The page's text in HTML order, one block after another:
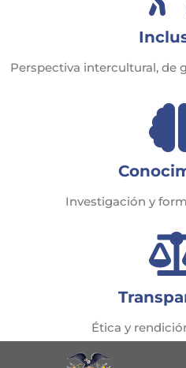
Perspectiva intercultural, de
Investigación y
Ética y